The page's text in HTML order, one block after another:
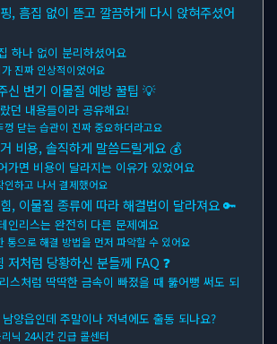
, 흠집 없이 뜯고 깔끔하게 다시 앉혀주셨어
하나 없이 분리하셨어요
진짜 인상적이었어요
신 변기 이물질 예방 꿀팁 💡
던 내용들이라 공유해요!
껑 닫는 습관이 진짜 중요하더라고요
비용, 솔직하게 말씀드릴게요 💰
가면 비용이 달라지는 이유가 있었어요
인하고 나서 결제했어요
, 이물질 종류에 따라 해결법이 달라져요 🔑
인리스는 완전히 다른 문제예요
통으로 해결 방법을 먼저 파악할 수 있어요
저처럼 당황하신 분들께 FAQ ❓
스처럼 딱딱한 금속이 빠졌을 때 뚫어뻥 써도 되
양읍인데 주말이나 저녁에도 출동 되나요?
닉 24시간 긴급 콜센터